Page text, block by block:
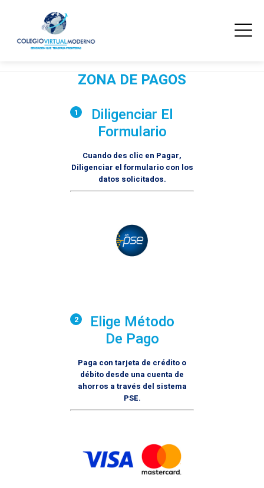
ZONA DE PAGOS
1
Diligenciar El
Formulario
Cuando des clic en Pagar,
Diligenciar el formulario con los
datos solicitados.
2
Elige Método
De Pago
Paga con tarjeta de crédito o
débito desde una cuenta de
ahorros a través del sistema
PSE.